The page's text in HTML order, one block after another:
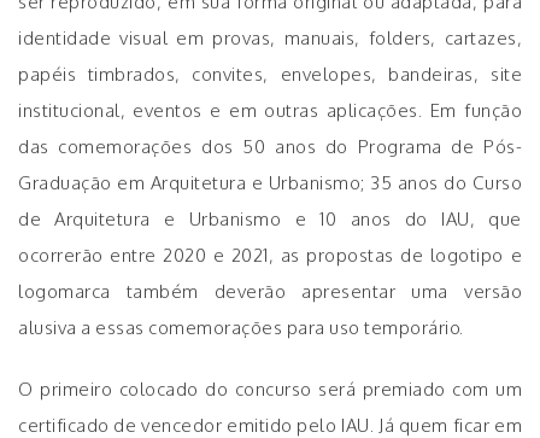
identidade visual em provas, manuais, folders, cartazes,
papéis timbrados, convites, envelopes, bandeiras, site
institucional, eventos e em outras aplicações. Em função
das comemorações dos 50 anos do Programa de Pós-
Graduação em Arquitetura e Urbanismo; 35 anos do Curso
de Arquitetura e Urbanismo e 10 anos do IAU, que
ocorrerão entre 2020 e 2021, as propostas de logotipo e
logomarca também deverão apresentar uma versão
alusiva a essas comemorações para uso temporário.
O primeiro colocado do concurso será premiado com um
certificado de vencedor emitido pelo IAU. Já quem ficar em